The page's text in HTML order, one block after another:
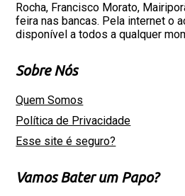
Rocha, Francisco Morato,
feira nas bancas. Pela internet o
disponível a todos a qualquer
Sobre Nós
Quem Somos
Política de Privacidade
Esse site é seguro?
Vamos Bater um Papo?